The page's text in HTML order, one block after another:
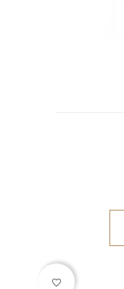
favorite_border